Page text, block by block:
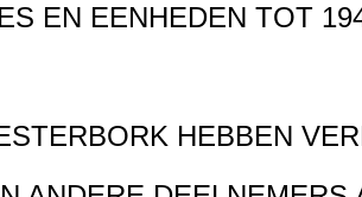
EN EENHEDEN TOT
HEBBEN